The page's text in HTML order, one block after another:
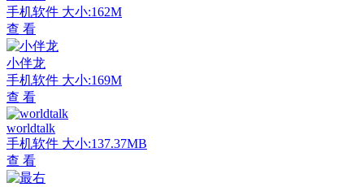
手机软件 大小:162M
查 看
小伴龙
手机软件 大小:169M
查 看
worldtalk
手机软件 大小:137.37MB
查 看